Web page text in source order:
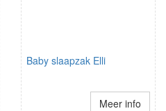
Baby slaapzak Elli
Meer info